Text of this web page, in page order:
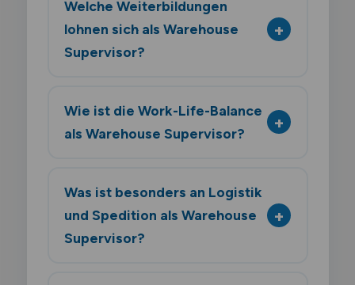
Welche Weiterbildungen
lohnen sich als Warehouse
Supervisor?
Wie ist die Work-Life-Balance
als Warehouse Supervisor?
Was ist besonders an Logistik
und Spedition als Warehouse
Supervisor?